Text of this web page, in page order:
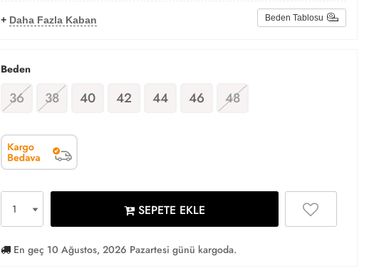
+ Daha Fazla Kaban Beden Tablosu
Beden
36 38 40 42 44 46 48
SEPETE EKLE
En geç 10 Ağustos, 2026 Pazartesi günü kargoda.